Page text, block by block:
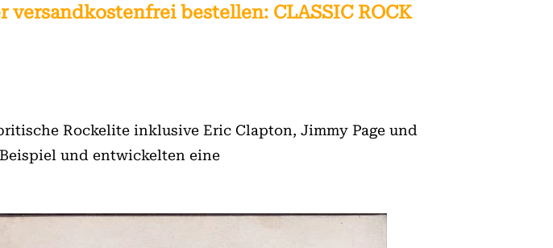
versandkostenfrei bestellen: CLASSIC ROCK
Rockelite inklusive Eric Clapton, Jimmy Page und
und entwickelten eine